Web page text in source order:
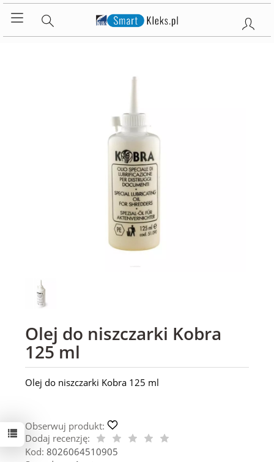
Olej do niszczarki Kobra
125 ml
Olej do niszczarki Kobra 125 ml
Obserwuj produkt:
Dodaj recenzję:
Kod: 8026064510905